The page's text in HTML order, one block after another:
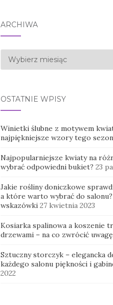
ARCHIWA
Archiwa
OSTATNIE WPISY
Winietki ślubne z motywem
najpiękniejsze wzory tego
Najpopularniejsze kwiaty na
wybrać odpowiedni bukiet? 23
Jakie rośliny doniczkowe
a które warto wybrać do
wskazówki 27 kwietnia 2023
Kosiarka spalinowa a koszenie
drzewami – na co zwrócić
Sztuczny storczyk – elegancka
każdego salonu piękności i
2022